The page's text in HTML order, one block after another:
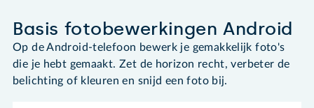
Basis fotobewerkingen Android
Op de Android-telefoon bewerk je gemakkelijk foto's
die je hebt gemaakt. Zet de horizon recht, verbeter de
belichting of kleuren en snijd een foto bij.